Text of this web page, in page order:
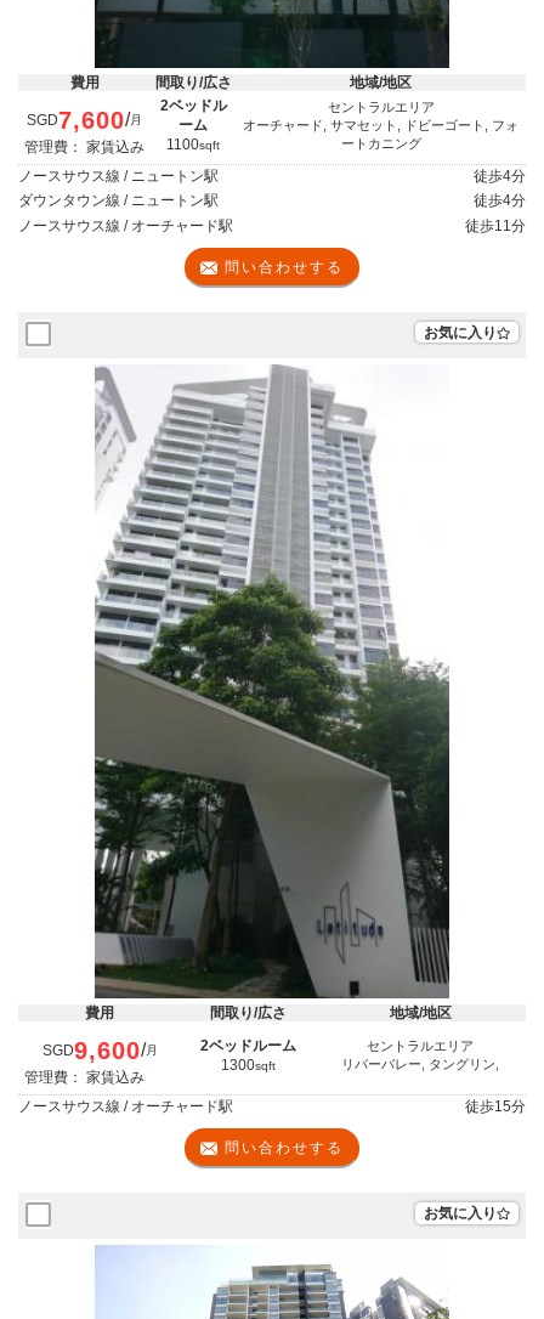
費用 間取り/広さ 地域/地区
SGD7,600/月
管理費： 家賃込み
2ベッドル
ーム
1100sqft
セントラルエリア
オーチャード, サマセット, ドビーゴート, フォ
ートカニング
ノースサウス線 / ニュートン駅 徒歩4分
ダウンタウン線 / ニュートン駅
徒歩4分
ノースサウス線 / オーチャード駅
徒歩11分
問い合わせする
お気に入り
費用 間取り/広さ 地域/地区
SGD9,600/月
管理費： 家賃込み
2ベッドルーム
1300sqft
セントラルエリア
リバーバレー, タングリン,
ノースサウス線 / オーチャード駅 徒歩15分
問い合わせする
お気に入り